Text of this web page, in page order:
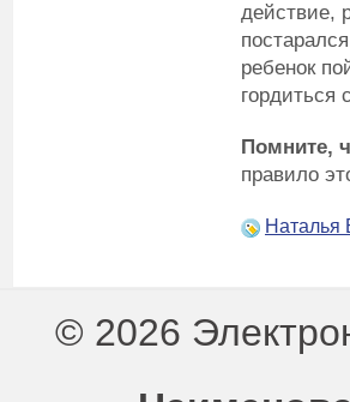
действие,
ребенок
гордиться
Помните,
правило
© 2026